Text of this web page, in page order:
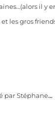
il y
les gros
par Stéphane…